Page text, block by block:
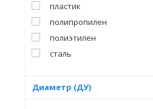
пластик
полипропилен
полиэтилен
сталь
Диаметр (ДУ)